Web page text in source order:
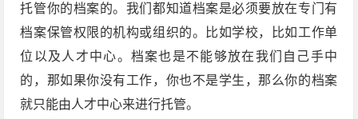
托管你的档案的。我们都知道档案是必须要放在专门有
档案保管权限的机构或组织的。比如学校，比如工作单
位以及人才中心。档案也是不能够放在我们自己手中
的，那如果你没有工作，你也不是学生，那么你的档案
就只能由人才中心来进行托管。